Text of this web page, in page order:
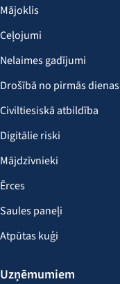
Mājoklis
Ceļojumi
Nelaimes gadījumi
Drošībā no pirmās dienas
Civiltiesiskā atbildība
Digitālie riski
Mājdzīvnieki
Ērces
Saules paneļi
Atpūtas kuģi
Uzņēmumiem